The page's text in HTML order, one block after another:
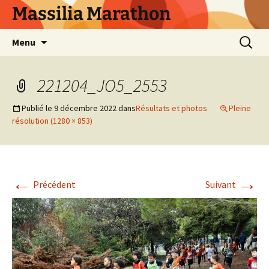
AllerMassilia Marathon
Menu
221204_JO5_2553
Publié le 9 décembre 2022dansRésultats et photos
Pleine
résolution (1280 × 853)
← Précédent Suivant →